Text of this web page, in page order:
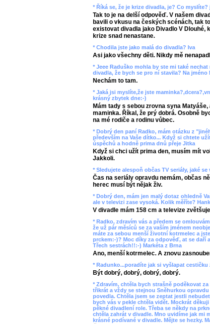
* Říká se, že je krize divadla, je? Co myslíte?
Tak to je na delší odpověď. V našem
bavili o vkusu na českých scénách, tak
existovat divadla jako Divadlo V Dlouhé,
krize snad nenastane.
* Chodila jste jako malá do divadla? Iva
Asi jako všechny děti. Nikdy mě
* Jeee Raduško mohla by ste mi také
divadla, že bych se pro ní stavila? Na
Nechám to tam.
* Jaká jsi myslíte,že jste
krásný zbytek dne:-)
Mám tady s sebou zrovna syna
maminka. Říkal, že prý dobrá. Osobně
na mé rodiče a rodinu vůbec.
* Dobrý den paní Radko, mám otázku z
především na Vaše dítko... Když si chtete
úspěchů a hodně prima dnů přeje Jitka
Když si chci užít prima den, musím mít
Jakkoli.
* Sledujete alespoň občas TV seriály, jaké
Čas na seriály opravdu nemám, občas
herec musí být nějak živ.
* Dobrý den, mám jen malý dotaz ohledně
ale v televizi zase vysoká. Kolik měříte?
V divadle mám 158 cm a televize
* Radko, zdravím vás a předem se
že už pár měsíců se za vaším jménem
máte za sebou menší životní kotrmelec a
prckem:-)? Moc díky za odpověď, at se daří
Třech sestrách!!:-) Markéta z Brna
Ano, menší kotrmelec. A znovu
* Radunko...poradíte jak si vyšlapat cestičku
Být dobrý, dobrý, dobrý, dobrý.
* Zdravím, chtěla bych strašně poděkovat
třikrát a vždy se stejnou Sněhurkou
povedla. Chtěla jsem se zeptat jestli
bych vás v pekle chtěla vidět. Mockrát
pěkné divadlení role. Třeba se někdy na
chtěla zahrát v divadle. Mno uvidíme jak mi
krásné podívané v divadle. Mějte se hezky.